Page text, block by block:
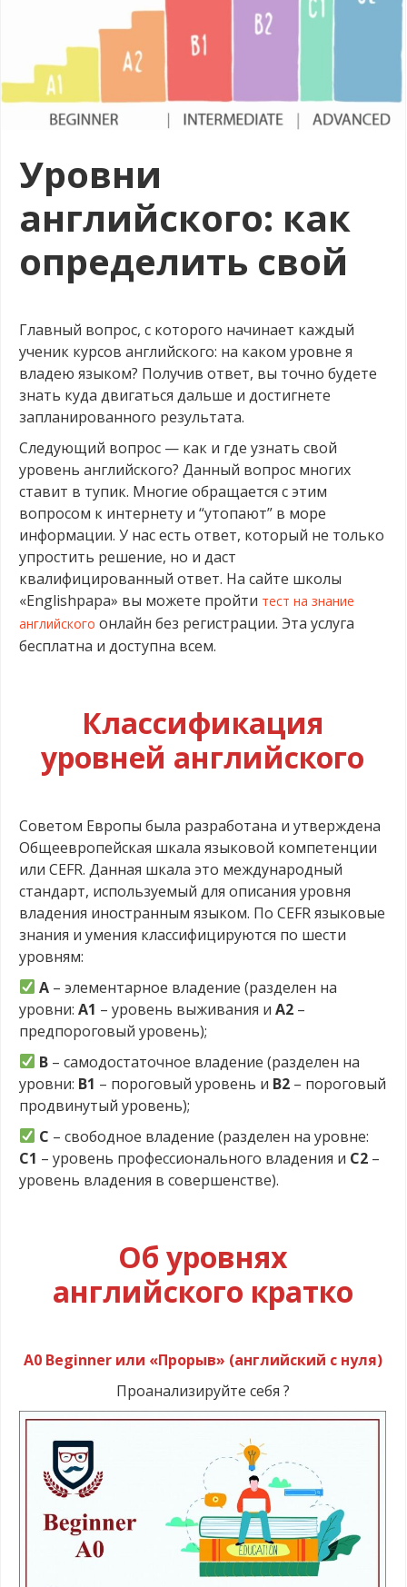
Уровни
английского: как
определить свой
Главный вопрос, с которого начинает каждый
ученик курсов английского: на каком уровне я
владею языком? Получив ответ, вы точно будете
знать куда двигаться дальше и достигнете
запланированного результата.
Следующий вопрос — как и где узнать свой
уровень английского? Данный вопрос многих
ставит в тупик. Многие обращается с этим
вопросом к интернету и “утопают” в море
информации. У нас есть ответ, который не только
упростить решение, но и даст
квалифицированный ответ. На сайте школы
«Englishpapa» вы можете пройти тест на знание
английского онлайн без регистрации. Эта услуга
бесплатна и доступна всем.
Классификация
уровней английского
Советом Европы была разработана и утверждена
Общеевропейская шкала языковой компетенции
или CEFR. Данная шкала это международный
стандарт, используемый для описания уровня
владения иностранным языком. По CEFR языковые
знания и умения классифицируются по шести
уровням:
A – элементарное владение (разделен на
уровни: A1 – уровень выживания и A2 –
предпороговый уровень);
B – самодостаточное владение (разделен на
уровни: B1 – пороговый уровень и B2 – пороговый
продвинутый уровень);
C – свободное владение (разделен на уровне:
C1 – уровень профессионального владения и C2 –
уровень владения в совершенстве).
Об уровнях
английского кратко
А0 Beginner или «Прорыв» (английский с нуля)
Проанализируйте себя ?